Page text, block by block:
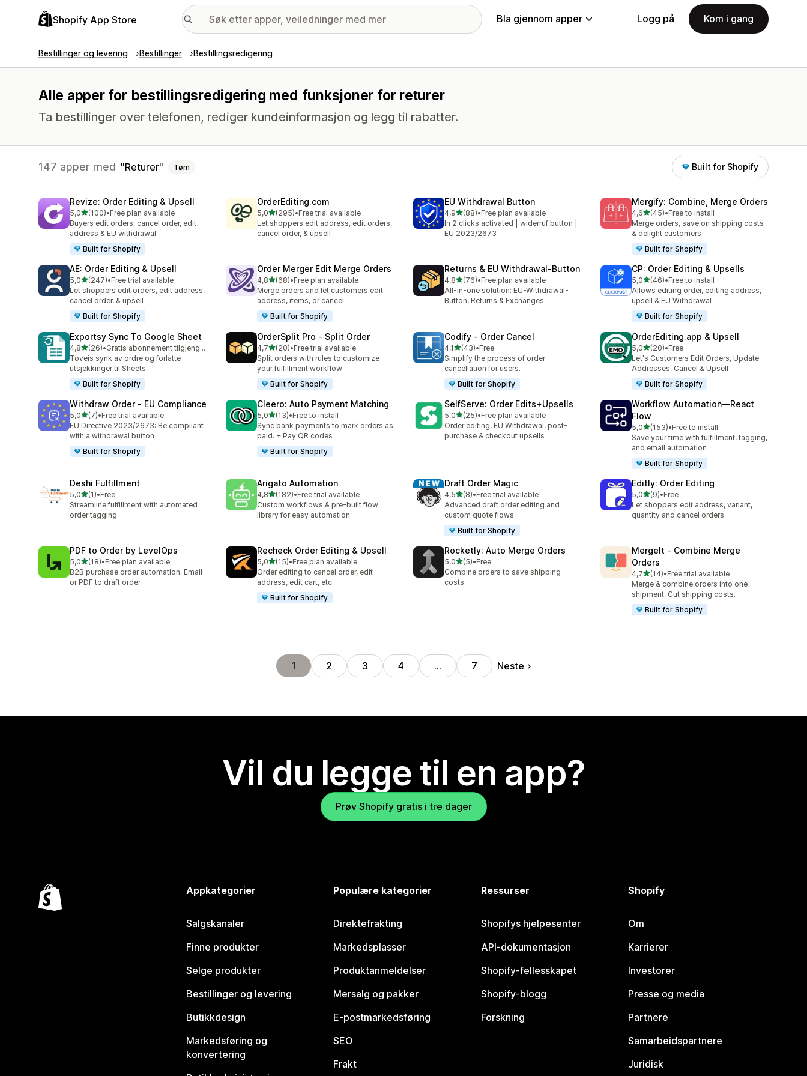
Shopify App Store Bla gjennom apper Logg på Kom i gang
Bestillinger og levering Bestillinger Bestillingsredigering
Alle apper for bestillingsredigering med funksjoner for returer
Ta bestillinger over telefonen, rediger kundeinformasjon og legg til rabatter.
147 apper med Returer Tøm Built for Shopify
Revize: Order Editing & Upsell
5,0av 5 stjerner
(100)
Totalt 100 omtaler
•Free plan available
Buyers edit orders, cancel order, edit
address & EU withdrawal
Built for Shopify
OrderEditing.com
5,0av 5 stjerner
(295)
Totalt 295 omtaler
•Free trial available
Let shoppers edit address, edit orders,
cancel order, & upsell
EU Withdrawal Button
4,9av 5 stjerner
(88)
Totalt 88 omtaler
•Free plan available
In 2 clicks activated | widerruf button |
EU 2023/2673
Mergify: Combine, Merge Orders
4,6av 5 stjerner
(45)
Totalt 45 omtaler
•Free to install
Merge orders, save on shipping costs
& delight customers
Built for Shopify
AE: Order Editing & Upsell
5,0av 5 stjerner
(247)
Totalt 247 omtaler
•Free trial available
Let shoppers edit orders, edit address,
cancel order, & upsell
Built for Shopify
Order Merger Edit Merge Orders
4,8av 5 stjerner
(68)
Totalt 68 omtaler
•Free plan available
Merge orders and let customers edit
address, items, or cancel.
Built for Shopify
Returns & EU Withdrawal‑Button
4,8av 5 stjerner
(76)
Totalt 76 omtaler
•Free plan available
All-in-one solution: EU-Withdrawal-
Button, Returns & Exchanges
CP: Order Editing & Upsells
5,0av 5 stjerner
(46)
Totalt 46 omtaler
•Free to install
Allows editing order, editing address,
upsell & EU Withdrawal
Built for Shopify
Exportsy Sync To Google Sheet
4,8av 5 stjerner
(26)
Totalt 26 omtaler
•
Gratis abonnement tilgjengelig
Toveis synk av ordre og forlatte
utsjekkinger til Sheets
Built for Shopify
OrderSplit Pro ‑ Split Order
4,7av 5 stjerner
(20)
Totalt 20 omtaler
•Free trial available
Split orders with rules to customize
your fulfillment workflow
Built for Shopify
Codify ‑ Order Cancel
4,1av 5 stjerner
(43)
Totalt 43 omtaler
•Free
Simplify the process of order
cancellation for users.
Built for Shopify
OrderEditing.app & Upsell
5,0av 5 stjerner
(20)
Totalt 20 omtaler
•Free
Let's Customers Edit Orders, Update
Addresses, Cancel & Upsell
Built for Shopify
Withdraw Order ‑ EU Compliance
5,0av 5 stjerner
(7)
Totalt 7 omtaler
•Free trial available
EU Directive 2023/2673: Be compliant
with a withdrawal button
Built for Shopify
Cleero: Auto Payment Matching
5,0av 5 stjerner
(13)
Totalt 13 omtaler
•Free to install
Sync bank payments to mark orders as
paid. + Pay QR codes
Built for Shopify
SelfServe: Order Edits+Upsells
5,0av 5 stjerner
(25)
Totalt 25 omtaler
•Free plan available
Order editing, EU Withdrawal, post-
purchase & checkout upsells
Workflow Automation—React
Flow
5,0av 5 stjerner
(153)
Totalt 153 omtaler
•Free to install
Save your time with fulfillment, tagging,
and email automation
Built for Shopify
Deshi Fulfillment
5,0av 5 stjerner
(1)
Totalt 1 omtaler
•Free
Streamline fulfillment with automated
order tagging.
Arigato Automation
4,8av 5 stjerner
(182)
Totalt 182 omtaler
•Free trial available
Custom workflows & pre-built flow
library for easy automation
Draft Order Magic
4,5av 5 stjerner
(8)
Totalt 8 omtaler
•Free trial available
Advanced draft order editing and
custom quote flows
Built for Shopify
Editly: Order Editing
5,0av 5 stjerner
(9)
Totalt 9 omtaler
•Free
Let shoppers edit address, variant,
quantity and cancel orders
PDF to Order by LevelOps
5,0av 5 stjerner
(18)
Totalt 18 omtaler
•Free plan available
B2B purchase order automation. Email
or PDF to draft order.
Recheck Order Editing & Upsell
5,0av 5 stjerner
(15)
Totalt 15 omtaler
•Free plan available
Order editing to cancel order, edit
address, edit cart, etc
Built for Shopify
Rocketly: Auto Merge Orders
5,0av 5 stjerner
(5)
Totalt 5 omtaler
•Free
Combine orders to save shipping
costs
MergeIt ‑ Combine Merge
Orders
4,7av 5 stjerner
(14)
Totalt 14 omtaler
•Free trial available
Merge & combine orders into one
shipment. Cut shipping costs.
Built for Shopify
1 2 3 4 … 7 Neste
Vil du legge til en app?
Prøv Shopify gratis i tre dager
Appkategorier
Salgskanaler
Finne produkter
Selge produkter
Bestillinger og levering
Butikkdesign
Markedsføring og
konvertering
Populære kategorier
Direktefrakting
Markedsplasser
Produktanmeldelser
Mersalg og pakker
E-postmarkedsføring
SEO
Frakt
Ressurser
Shopifys hjelpesenter
API-dokumentasjon
Shopify-fellesskapet
Shopify-blogg
Forskning
Shopify
Om
Karrierer
Investorer
Presse og media
Partnere
Samarbeidspartnere
Juridisk